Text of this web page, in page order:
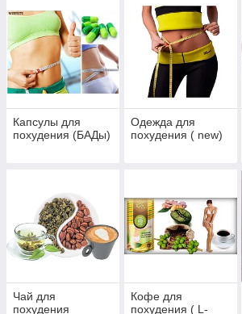
Хотим обратить внимание, что
китайских препаратов и лекарственный
индивидуальных особенностей человека
на каждый организм по-разному. Но
большинство препаратов дают
при рекомендуемых сроках их приема.
Информация на сайте представлена,
ознакомительных целях, и не может быть
качестве замены профессиональной
Капсулы для
похудения (БАДы)
Одежда для
похудения ( new)
Чай для
похудения
Кофе для
похудения ( L-